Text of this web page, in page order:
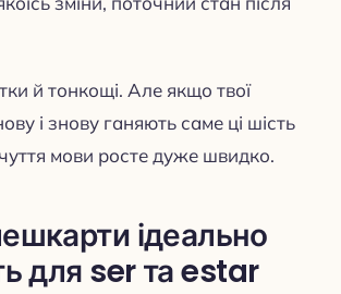
й тонкощі. Але якщо твої
і знову ганяють саме ці шість
мови росте дуже швидко.
ідеально
для ser та estar